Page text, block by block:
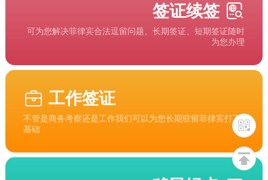
签证续签
可为您解决菲律宾合法逗留问题、长期签证、短期签证随时
为您办理
工作签证
不管是商务考察还是工作我们可以为您长期驻留菲律宾打下
基础